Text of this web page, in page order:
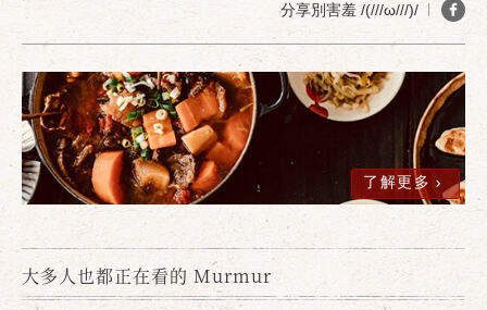
分享別害羞 /(///ω///)/
了解更多
大多人也都正在看的 Murmur
確定